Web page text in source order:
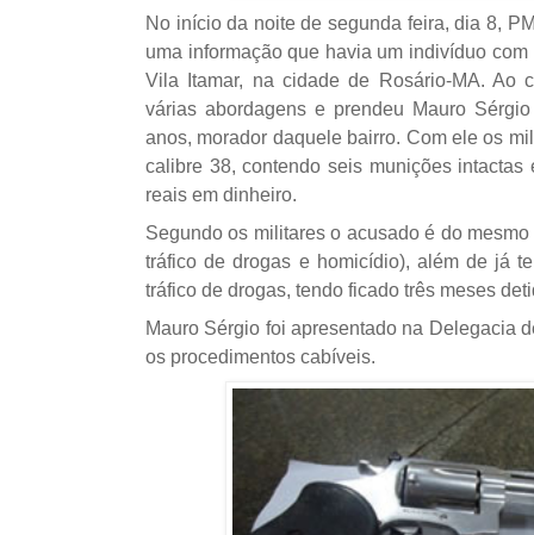
No início da noite de segunda feira, dia 8,
uma informação que havia um indivíduo
Vila Itamar, na cidade de Rosário-MA. Ao
várias abordagens e prendeu Mauro
anos, morador daquele bairro. Com ele os
calibre 38, contendo seis munições
reais em dinheiro.
Segundo os militares o acusado é do
tráfico de drogas e homicídio), além de já
tráfico de drogas, tendo ficado três meses
Mauro Sérgio foi apresentado na Delegacia
os procedimentos cabíveis.